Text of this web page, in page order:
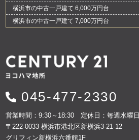
横浜市の中古一戸建て 6,000万円台
横浜市の中古一戸建て 7,000万円台
045-477-2330
営業時間：9:30～18:30 定休日：毎週水曜日
〒222-0033 横浜市港北区新横浜3-21-12
グリフィン新横浜六番館1F